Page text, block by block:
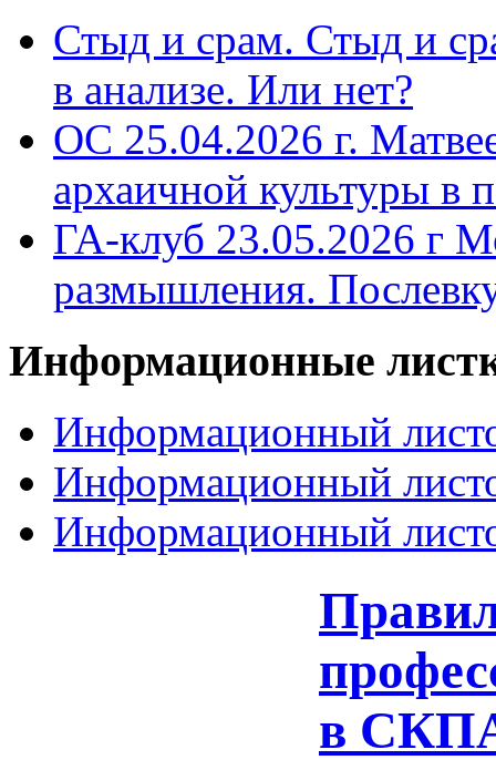
Стыд и срам. Стыд и
в анализе. Или нет?
ОС 25.04.2026 г.
архаичной культуры в
ГА-клуб 23.05.2026 г
размышления.
Информационные
Информационный
Информационный
Информационный
в